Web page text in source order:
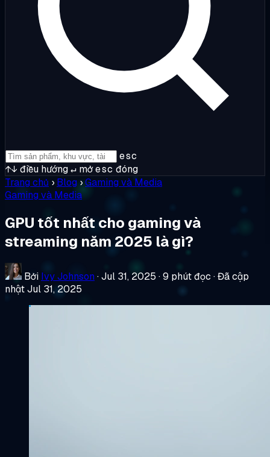
esc
↑↓ điều hướng↵ mởesc đóng
Trang chủ › Blog ›Gaming và Media
Gaming và Media
GPU tốt nhất cho gaming và
streaming năm 2025 là gì?
Bởi Ivy Johnson ·Jul 31, 2025 ·9 phút đọc ·Đã cập
nhật Jul 31, 2025